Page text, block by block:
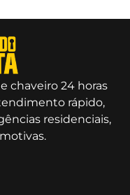
chaveiro 24 horas
rápido,
residenciais,